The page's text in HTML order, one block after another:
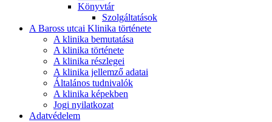
Könyvtár
Szolgáltatások
A Baross utcai Klinika története
A klinika bemutatása
A klinika története
A klinika részlegei
A klinika jellemző adatai
Általános tudnivalók
A klinika képekben
Jogi nyilatkozat
Adatvédelem